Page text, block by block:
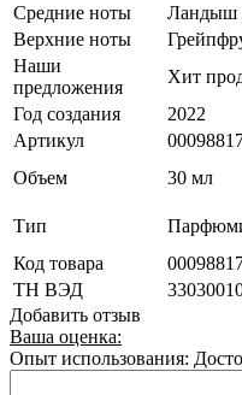
Средние ноты
Ландыш
Верхние ноты
Наши
предложения
Хит
Год создания
2022
Артикул
Объем
30 мл
Тип
Код товара
ТН ВЭД
Добавить отзыв
Ваша оценка:
Опыт использования: